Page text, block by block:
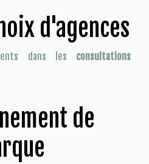
d'agences
dans les consultations
de